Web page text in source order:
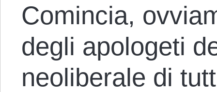
Comincia,
degli apologeti
neoliberale di